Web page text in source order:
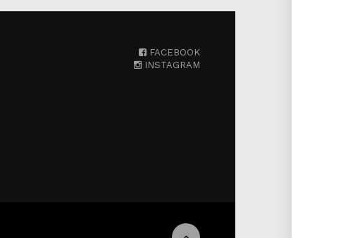
FACEBOOK
INSTAGRAM